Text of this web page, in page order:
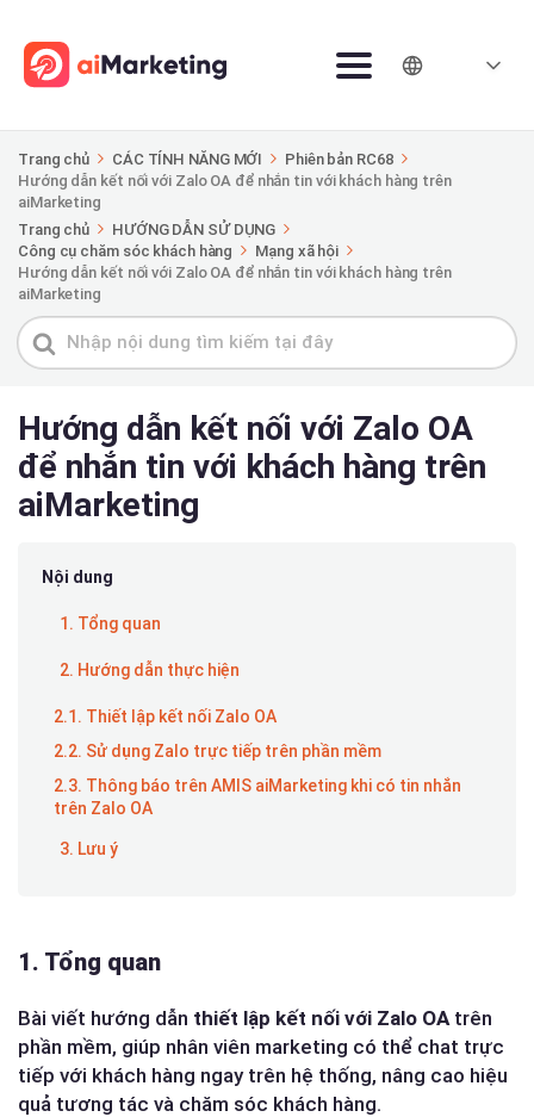
Trang chủ CÁC TÍNH NĂNG MỚI
Phiên bản RC68
Hướng dẫn kết nối với Zalo OA để nhắn tin với khách hàng trên
aiMarketing
Trang chủ
HƯỚNG DẪN SỬ DỤNG
Công cụ chăm sóc khách hàng
Mạng xã hội
Hướng dẫn kết nối với Zalo OA để nhắn tin với khách hàng trên
aiMarketing
Tìm
kiếm
Hướng dẫn kết nối với Zalo OA
để nhắn tin với khách hàng trên
aiMarketing
Nội dung
1. Tổng quan
2. Hướng dẫn thực hiện
2.1. Thiết lập kết nối Zalo OA
2.2. Sử dụng Zalo trực tiếp trên phần mềm
2.3. Thông báo trên AMIS aiMarketing khi có tin nhắn
trên Zalo OA
3. Lưu ý
1. Tổng quan
Bài viết hướng dẫn thiết lập kết nối với Zalo OAtrên
phần mềm, giúp nhân viên marketing có thể chat trực
tiếp với khách hàng ngay trên hệ thống, nâng cao hiệu
quả tương tác và chăm sóc khách hàng.